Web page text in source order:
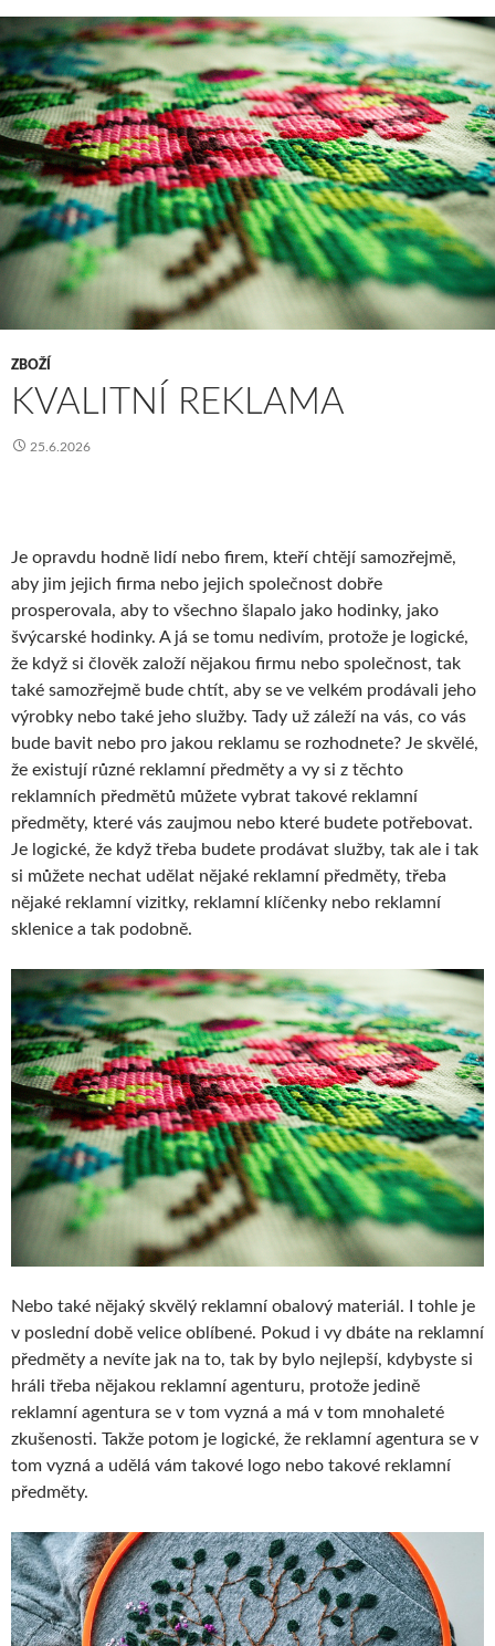
ZBOŽÍ
KVALITNÍ REKLAMA
25.6.2026
Je opravdu hodně lidí nebo firem, kteří chtějí samozřejmě,
aby jim jejich firma nebo jejich společnost dobře
prosperovala, aby to všechno šlapalo jako hodinky, jako
švýcarské hodinky. A já se tomu nedivím, protože je logické,
že když si člověk založí nějakou firmu nebo společnost, tak
také samozřejmě bude chtít, aby se ve velkém prodávali jeho
výrobky nebo také jeho služby. Tady už záleží na vás, co vás
bude bavit nebo pro jakou reklamu se rozhodnete? Je skvělé,
že existují různé reklamní předměty a vy si z těchto
reklamních předmětů můžete vybrat takové reklamní
předměty, které vás zaujmou nebo které budete potřebovat.
Je logické, že když třeba budete prodávat služby, tak ale i tak
si můžete nechat udělat nějaké reklamní předměty, třeba
nějaké reklamní vizitky, reklamní klíčenky nebo reklamní
sklenice a tak podobně.
Nebo také nějaký skvělý reklamní obalový materiál. I tohle je
v poslední době velice oblíbené. Pokud i vy dbáte na reklamní
předměty a nevíte jak na to, tak by bylo nejlepší, kdybyste si
hráli třeba nějakou reklamní agenturu, protože jedině
reklamní agentura se v tom vyzná a má v tom mnohaleté
zkušenosti. Takže potom je logické, že reklamní agentura se v
tom vyzná a udělá vám takové logo nebo takové reklamní
předměty.